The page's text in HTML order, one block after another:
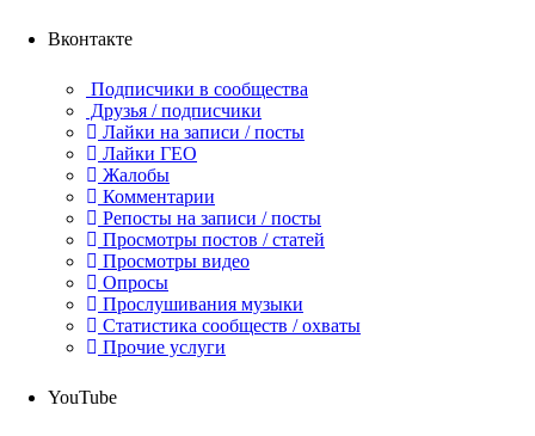
Вконтакте
Подписчики в сообщества
Друзья / подписчики
Лайки на записи / посты
Лайки ГЕО
Жалобы
Комментарии
Репосты на записи / посты
Просмотры постов / статей
Просмотры видео
Опросы
Прослушивания музыки
Статистика сообществ / охваты
Прочие услуги
YouTube